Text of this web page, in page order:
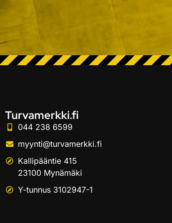
Turvamerkki.fi
044 238 6599
myynti@turvamerkki.fi
Kallipääntie 415
23100 Mynämäki
Y-tunnus 3102947-1